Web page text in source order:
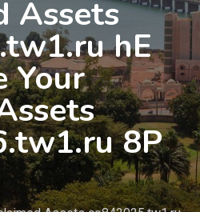
Assets
hE
Your
8P